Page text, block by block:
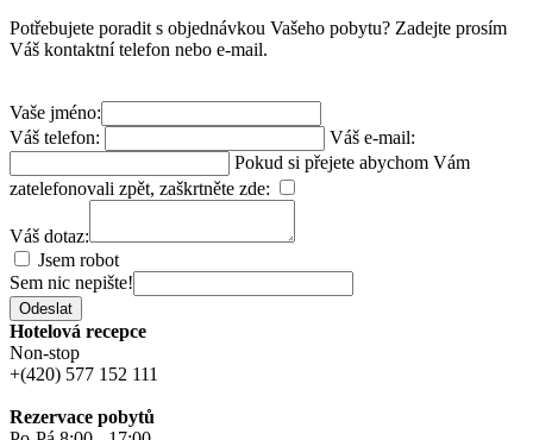
Potřebujete poradit s objednávkou Vašeho pobytu? Zadejte prosím
Váš kontaktní telefon nebo e-mail.
Vaše jméno:
Váš telefon:
Váš e-mail:
Pokud si přejete abychom Vám
zatelefonovali zpět, zaškrtněte zde:
Váš dotaz:
Jsem robot
Sem nic nepište!
Odeslat
Hotelová recepce
Non-stop
+(420) 577 152 111
Rezervace pobytů